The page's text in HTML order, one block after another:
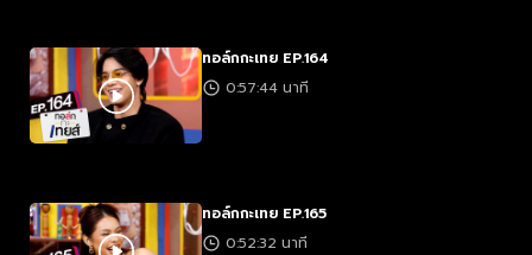
ทอล์กกะเทย EP.164
0:57:44 นาที
ทอล์กกะเทย EP.165
0:52:32 นาที